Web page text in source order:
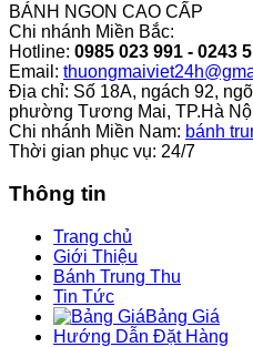
BÁNH NGON CAO CẤP
Chi nhánh Miền Bắc:
Hotline: 0985 023 991 - 0243
Email:
Địa chỉ: Số 18A, ngách 92,
phường Tương Mai, TP.Hà
Chi nhánh Miền Nam: bánh
Thời gian phục vụ: 24/7
Thông tin
Trang chủ
Giới Thiệu
Bánh Trung Thu
Tin Tức
Bảng Giá
Hướng Dẫn Đặt Hàng